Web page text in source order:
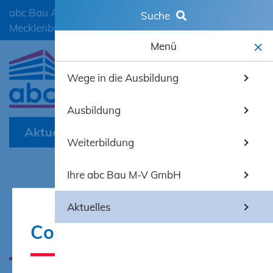
Cookie-Hinweis
abc Bau Ausbildungscentrum der Bauwirtschaft
Mecklenburg-Vorpommern GmbH
mobiles
Aktuelles
Der Weg zur Größe
ist mit anderen.
Suche
Menü
Wege in die Ausbildung
Ausbildung
Weiterbildung
Ihre abc Bau M-V GmbH
Aktuelles